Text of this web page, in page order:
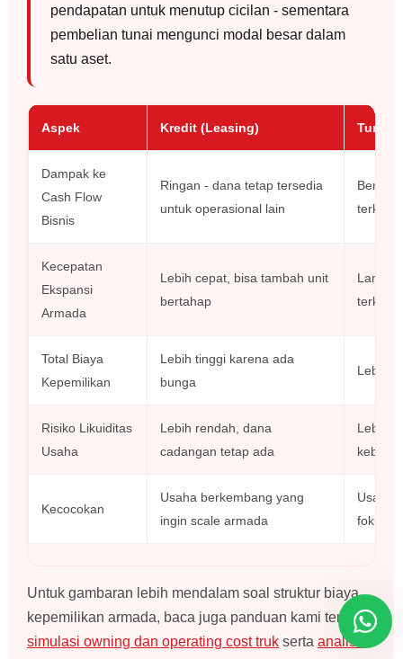
pendapatan untuk menutup cicilan - sementara
pembelian tunai mengunci modal besar dalam
satu aset.
Aspek Kredit (Leasing) Tunai
Dampak ke
Cash Flow
Bisnis
Ringan - dana tetap tersedia
untuk operasional lain
Berat -
Kecepatan
Ekspansi
Armada
Lebih cepat, bisa tambah unit
bertahap
Total Biaya
Kepemilikan
Lebih tinggi karena ada
bunga
Lebih
Risiko Likuiditas
Usaha
Lebih rendah, dana
cadangan tetap ada
Lebih
Kecocokan
Usaha berkembang yang
ingin scale armada
Usaha
fokus
Untuk gambaran lebih mendalam soal struktur biaya
kepemilikan armada, baca juga panduan kami tentang
simulasi owning dan operating cost truk serta analisis